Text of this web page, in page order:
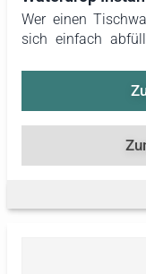
Wer einen
sich einfach
Tankvolumen
ausgewogenen
Test ein